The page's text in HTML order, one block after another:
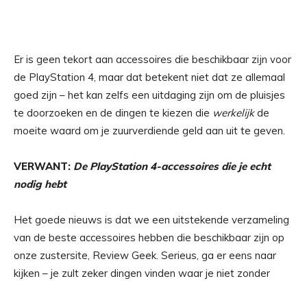
Er is geen tekort aan accessoires die beschikbaar zijn voor
de PlayStation 4, maar dat betekent niet dat ze allemaal
goed zijn – het kan zelfs een uitdaging zijn om de pluisjes
te doorzoeken en de dingen te kiezen die werkelijkde
moeite waard om je zuurverdiende geld aan uit te geven.
VERWANT: De PlayStation 4-accessoires die je echt
nodig hebt
Het goede nieuws is dat we een uitstekende verzameling
van de beste accessoires hebben die beschikbaar zijn op
onze zustersite, Review Geek. Serieus, ga er eens naar
kijken – je zult zeker dingen vinden waar je niet zonder